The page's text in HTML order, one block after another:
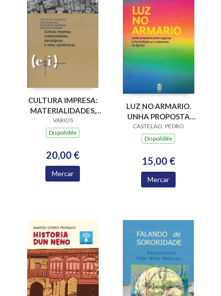
CULTURA IMPRESA:
MATERIALIDADES,
PARADIGMAS E
RETOS EPISTÉMICOS
VARIOS
Dispoñible
20,00 €
Mercar
LUZ NO ARMARIO.
UNHA PROPOSTA
PARA SUPERAR A
HOMOFOBIA E A
IGREXA
CASTELAO, PEDRO
Dispoñible
15,00 €
Mercar